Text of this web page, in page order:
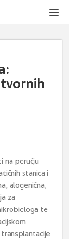
na poručju
stanica i
alogenična,
za
te